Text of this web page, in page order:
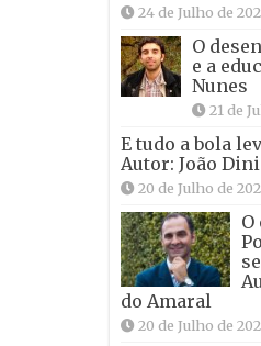
24 de Julho de
O
e a
Nunes
21 de
E tudo a bola
Autor: João
20 de Julho de
O
do Amaral
20 de Julho de